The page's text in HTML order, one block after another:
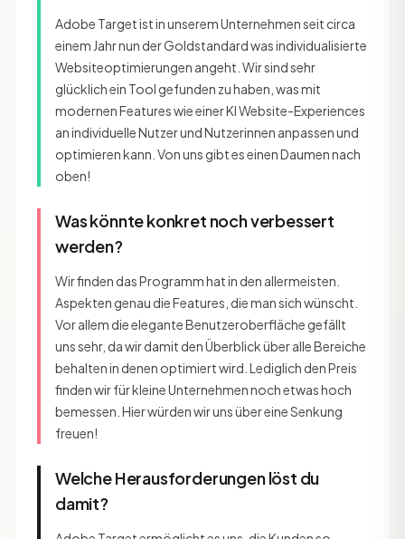
Adobe Target ist in unserem Unternehmen seit circa
einem Jahr nun der Goldstandard was individualisierte
Websiteoptimierungen angeht. Wir sind sehr
glücklich ein Tool gefunden zu haben, was mit
modernen Features wie einer KI Website-Experiences
an individuelle Nutzer und Nutzerinnen anpassen und
optimieren kann. Von uns gibt es einen Daumen nach
oben!
Was könnte konkret noch verbessert
werden?
Wir finden das Programm hat in den allermeisten.
Aspekten genau die Features, die man sich wünscht.
Vor allem die elegante Benutzeroberfläche gefällt
uns sehr, da wir damit den Überblick über alle Bereiche
behalten in denen optimiert wird. Lediglich den Preis
finden wir für kleine Unternehmen noch etwas hoch
bemessen. Hier würden wir uns über eine Senkung
freuen!
Welche Herausforderungen löst du
damit?